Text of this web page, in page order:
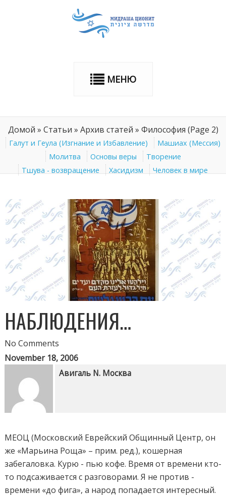
МЕНЮ
Домой » Статьи » Архив статей » Философия (Page 2)
Галут и Геула (Изгнание и Избавление)
Машиах (Мессия)
Молитва
Основы веры
Творение
Тшува - возвращение
Хасидизм Человек в мире
НАБЛЮДЕНИЯ…
No Comments
November 18, 2006
Авигаль N. Москва
МЕОЦ (Московский Еврейский Общинный Центр, он
же «Марьина Роща» – прим. ред.), кошерная
забегаловка. Курю - пью кофе. Время от времени кто-
то подсаживается с разговорами. Я не против -
времени «до фига», а народ попадается интересный.